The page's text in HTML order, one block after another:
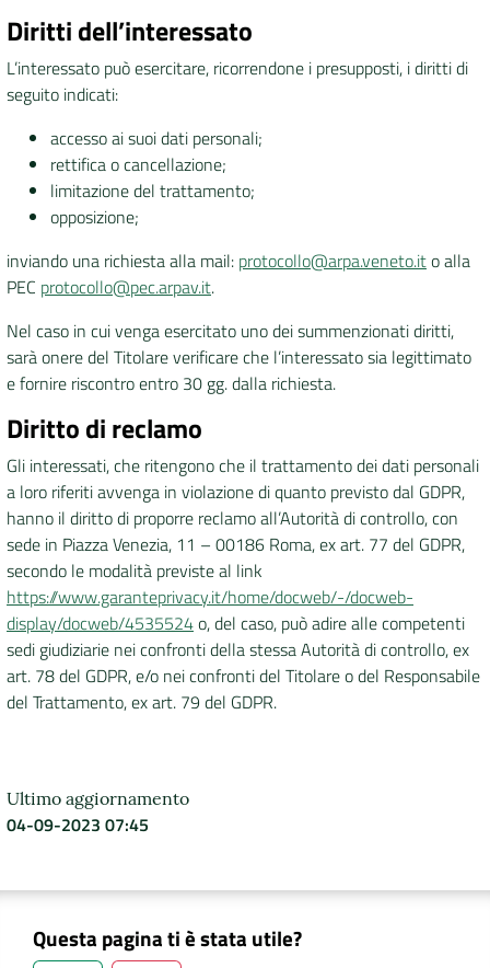
Diritti dell’interessato
L’interessato può esercitare, ricorrendone i presupposti, i diritti di
seguito indicati:
accesso ai suoi dati personali;
rettifica o cancellazione;
limitazione del trattamento;
opposizione;
inviando una richiesta alla mail: protocollo@arpa.veneto.ito alla
PEC protocollo@pec.arpav.it.
Nel caso in cui venga esercitato uno dei summenzionati diritti,
sarà onere del Titolare verificare che l’interessato sia legittimato
e fornire riscontro entro 30 gg. dalla richiesta.
Diritto di reclamo
Gli interessati, che ritengono che il trattamento dei dati personali
a loro riferiti avvenga in violazione di quanto previsto dal GDPR,
hanno il diritto di proporre reclamo all’Autorità di controllo, con
sede in Piazza Venezia, 11 – 00186 Roma, ex art. 77 del GDPR,
secondo le modalità previste al link
https://www.garanteprivacy.it/home/docweb/-/docweb-
display/docweb/4535524o, del caso, può adire alle competenti
sedi giudiziarie nei confronti della stessa Autorità di controllo, ex
art. 78 del GDPR, e/o nei confronti del Titolare o del Responsabile
del Trattamento, ex art. 79 del GDPR.
Ultimo aggiornamento
04-09-2023 07:45
Questa pagina ti è stata utile?